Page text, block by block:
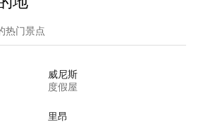
热门景点
威尼斯
度假屋
里昂